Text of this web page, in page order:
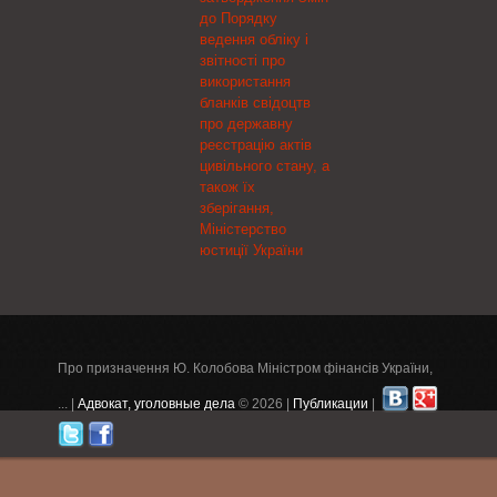
мита 0%).
ЗАЛІЗОБЕТОННИХ
ШПАЛ КРЕМЕНЧУКА»
та ТОВ «ФАВОРИТ
до Порядку
ведення обліку і
звітності про
використання
бланків свідоцтв
про державну
реєстрацію актів
цивільного стану, а
також їх
зберігання,
Міністерство
юстиції України
Про призначення Ю. Колобова Міністром фінансів України,
... | Адвокат, уголовные дела © 2026 | Публикации |